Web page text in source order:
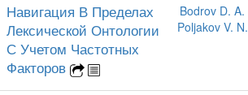
Навигация В Пределах
Лексической Онтологии
С Учетом Частотных
Факторов
Bodrov D. A.
Poljakov V. N.